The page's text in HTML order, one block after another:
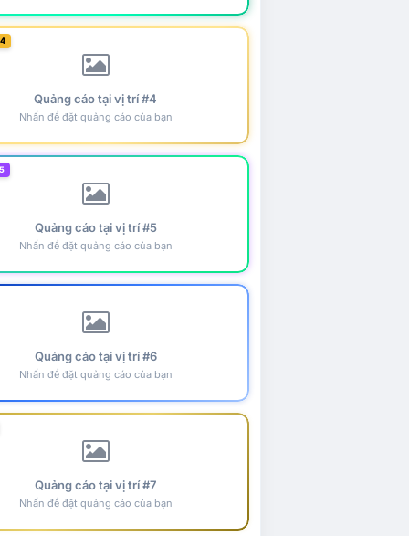
Quảng cáo tại vị trí #4
Nhấn để đặt quảng cáo của bạn
Quảng cáo tại vị trí #5
Nhấn để đặt quảng cáo của bạn
Quảng cáo tại vị trí #6
Nhấn để đặt quảng cáo của bạn
Quảng cáo tại vị trí #7
Nhấn để đặt quảng cáo của bạn